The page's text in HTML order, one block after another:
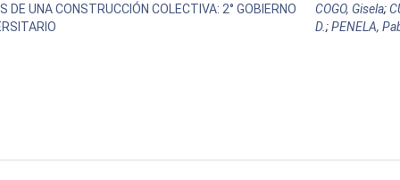
DE UNA CONSTRUCCIÓN COLECTIVA: 2° GOBIERNO
COGO, Gisela;
D.;PENELA,